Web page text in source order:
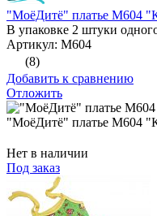
"МоёДитё" платье М604
В упаковке 2 штуки
Артикул: М604
(8)
Добавить к сравнению
Отложить
"МоёДитё" платье М604
Нет в наличии
Под заказ